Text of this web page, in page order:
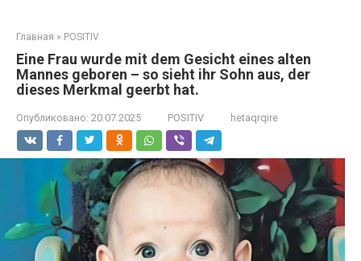
Главная » POSITIV
Eine Frau wurde mit dem Gesicht eines alten
Mannes geboren – so sieht ihr Sohn aus, der
dieses Merkmal geerbt hat.
Опубликовано: 20.07.2025 POSITIV hetaqrqire